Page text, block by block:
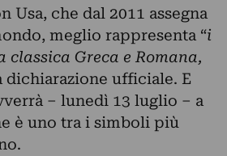
Usa, che dal 2011 assegna
meglio rappresenta “i
Greca e Romana,
dichiarazione ufficiale. E
– lunedì 13 luglio – a
è uno tra i simboli più